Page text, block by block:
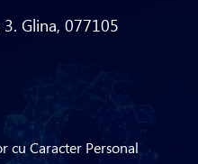
Glina, 077105
cu Caracter Personal